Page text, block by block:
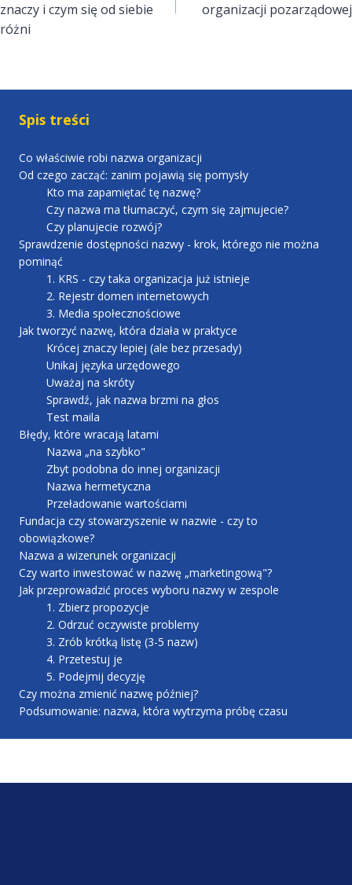
znaczy i czym się od siebie
różni
organizacji pozarządowej
Spis treści
Co właściwie robi nazwa organizacji
Od czego zacząć: zanim pojawią się pomysły
Kto ma zapamiętać tę nazwę?
Czy nazwa ma tłumaczyć, czym się zajmujecie?
Czy planujecie rozwój?
Sprawdzenie dostępności nazwy - krok, którego nie można
pominąć
1. KRS - czy taka organizacja już istnieje
2. Rejestr domen internetowych
3. Media społecznościowe
Jak tworzyć nazwę, która działa w praktyce
Krócej znaczy lepiej (ale bez przesady)
Unikaj języka urzędowego
Uważaj na skróty
Sprawdź, jak nazwa brzmi na głos
Test maila
Błędy, które wracają latami
Nazwa „na szybko"
Zbyt podobna do innej organizacji
Nazwa hermetyczna
Przeładowanie wartościami
Fundacja czy stowarzyszenie w nazwie - czy to
obowiązkowe?
Nazwa a wizerunek organizacji
Czy warto inwestować w nazwę „marketingową"?
Jak przeprowadzić proces wyboru nazwy w zespole
1. Zbierz propozycje
2. Odrzuć oczywiste problemy
3. Zrób krótką listę (3-5 nazw)
4. Przetestuj je
5. Podejmij decyzję
Czy można zmienić nazwę później?
Podsumowanie: nazwa, która wytrzyma próbę czasu